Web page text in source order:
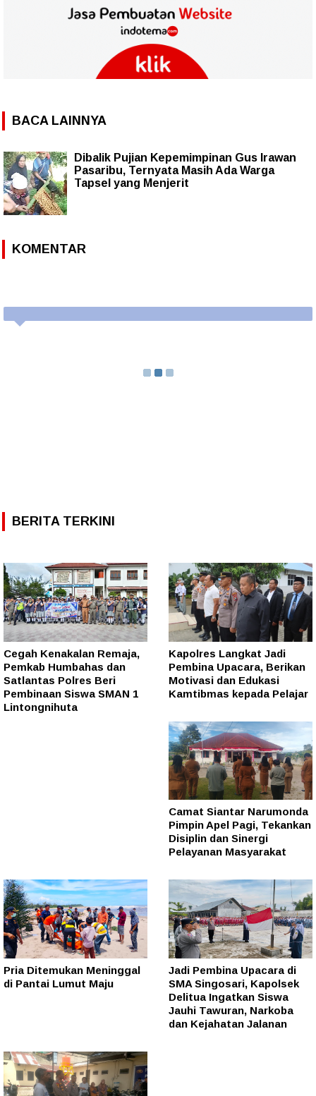
BACA LAINNYA
Dibalik Pujian Kepemimpinan Gus Irawan
Pasaribu, Ternyata Masih Ada Warga
Tapsel yang Menjerit
KOMENTAR
BERITA TERKINI
Cegah Kenakalan Remaja,
Pemkab Humbahas dan
Satlantas Polres Beri
Pembinaan Siswa SMAN 1
Lintongnihuta
Kapolres Langkat Jadi
Pembina Upacara, Berikan
Motivasi dan Edukasi
Kamtibmas kepada Pelajar
Camat Siantar Narumonda
Pimpin Apel Pagi, Tekankan
Disiplin dan Sinergi
Pelayanan Masyarakat
Pria Ditemukan Meninggal
di Pantai Lumut Maju
Jadi Pembina Upacara di
SMA Singosari, Kapolsek
Delitua Ingatkan Siswa
Jauhi Tawuran, Narkoba
dan Kejahatan Jalanan